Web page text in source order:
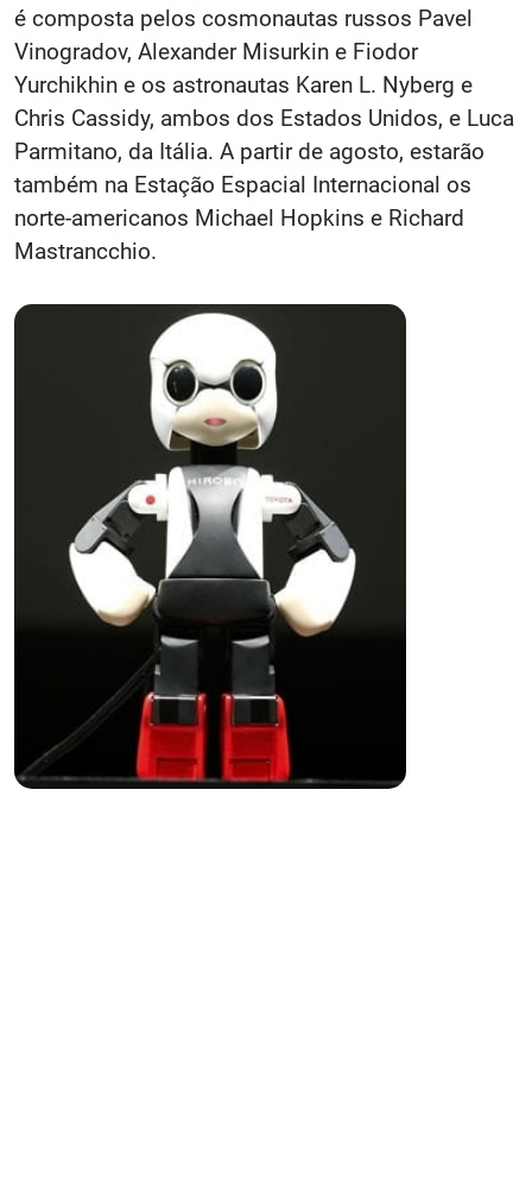
é composta pelos cosmonautas russos Pavel
Vinogradov, Alexander Misurkin e Fiodor
Yurchikhin e os astronautas Karen L. Nyberg e
Chris Cassidy, ambos dos Estados Unidos, e Luca
Parmitano, da Itália. A partir de agosto, estarão
também na Estação Espacial Internacional os
norte-americanos Michael Hopkins e Richard
Mastrancchio.